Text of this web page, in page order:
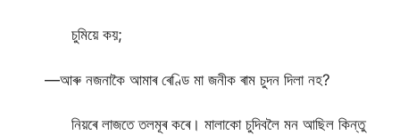
চুমিয়ে কয়;
—আৰু নজনাকৈ আমাৰ ৰেণ্ডি মা জনীক ৰাম চুদন দিলা নহ?
নিয়ৰে লাজতে তলমূৰ কৰে। মালাকো চুদিবলৈ মন আছিল কিন্তু